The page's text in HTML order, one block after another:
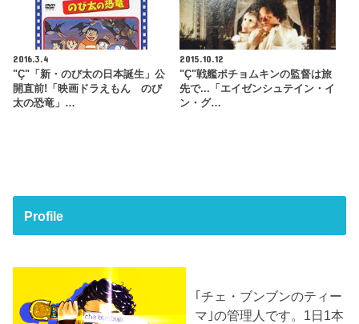
2016.3.4
"Ç"「新・のび太の日本誕生」公
開直前!「映画ドラえもん のび
太の恐竜」…
2015.10.12
"Ç"戦艦ポチョムキンの監督は旅
先で...「エイゼンシュテイン・イ
ン・グ…
Profile
｢チェ・ブンブンのティー
マ｣の管理人です。1日1本